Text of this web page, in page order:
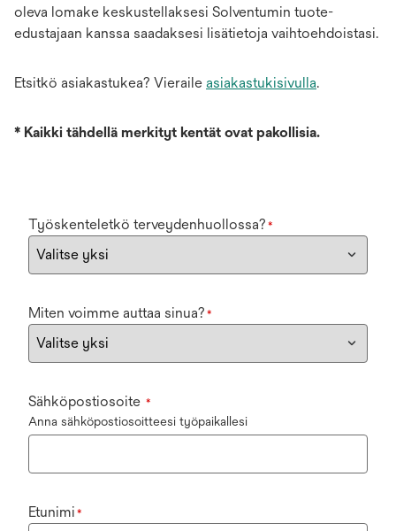
oleva lomake keskustellaksesi Solventumin tuote-
edustajaan kanssa saadaksesi lisätietoja vaihtoehdoistasi.
Etsitkö asiakastukea? Vieraile asiakastukisivulla.
* Kaikki tähdellä merkityt kentät ovat pakollisia.
Työskenteletkö terveydenhuollossa? *
Miten voimme auttaa sinua? *
Sähköpostiosoite *
Anna sähköpostiosoitteesi työpaikallesi
Etunimi *